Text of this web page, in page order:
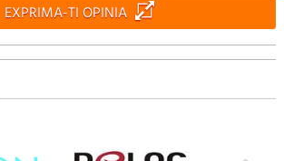
EXPRIMA-TI OPINIA